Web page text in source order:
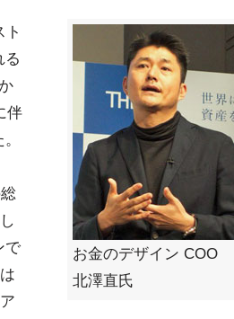
お金のデザイン COO
北澤直氏
ト
る
伴
で